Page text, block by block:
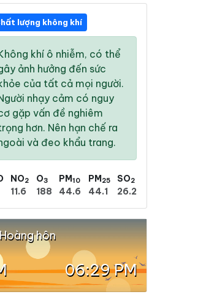
31 °
/38 °
29 %
lượng không khí
khí ô nhiễm, có thể
ảnh hưởng đến sức
của tất cả mọi người.
nhạy cảm có nguy
gặp vấn đề nghiêm
hơn. Nên hạn chế ra
và đeo khẩu trang.
NO2
11.6
O3
188
PM10
44.6
PM25
44.1
SO2
26.2
hôn
06:29 PM